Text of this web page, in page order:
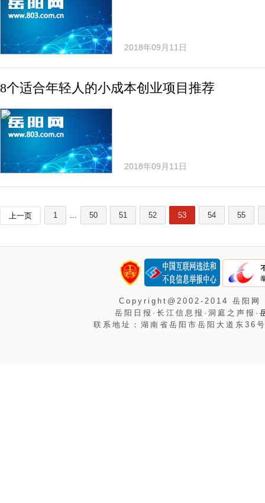
2018年09月11日
8个适合年轻人的小成本创业项目推荐
2018年09月11日
上一页 1 ... 50 51 52 53 54 55
Copyright@2002-2014 岳阳
岳阳日报·长江信息报·洞庭之声报·
联系地址：湖南省岳阳市岳阳大道东